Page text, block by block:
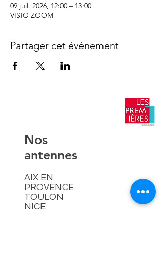
09 juil. 2026, 12:00 – 13:00
VISIO ZOOM
Partager cet événement
​Nos
antennes
AIX EN
PROVENCE
TOULON
NICE